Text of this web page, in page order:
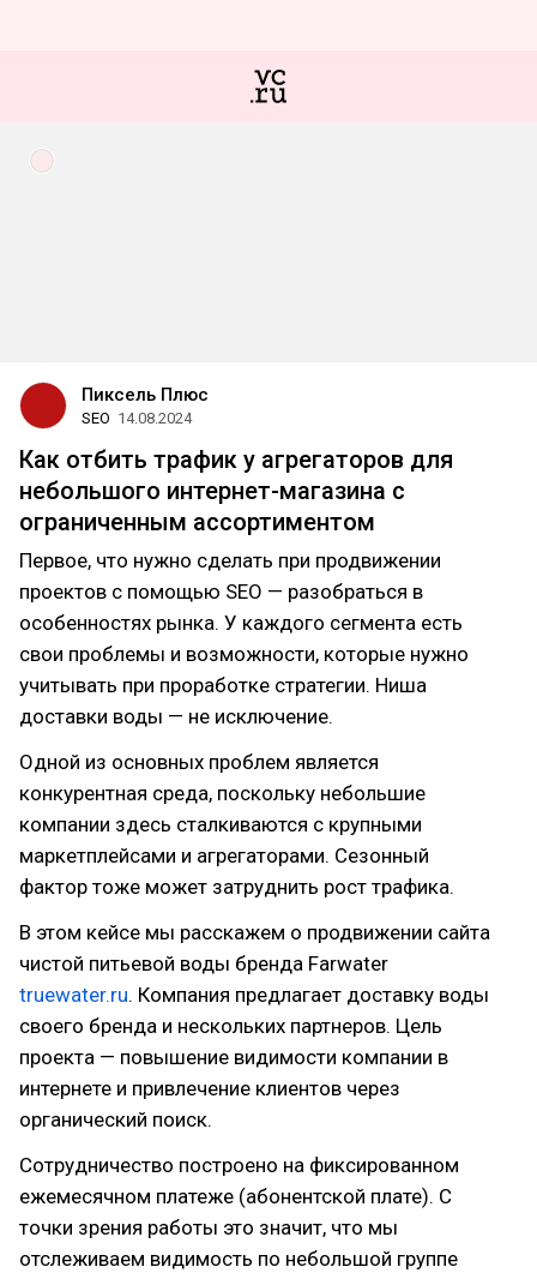
Пиксель Плюс
SEO 14.08.2024
Как отбить трафик у агрегаторов для
небольшого интернет-магазина с
ограниченным ассортиментом
Первое, что нужно сделать при продвижении
проектов с помощью SEO — разобраться в
особенностях рынка. У каждого сегмента есть
свои проблемы и возможности, которые нужно
учитывать при проработке стратегии. Ниша
доставки воды — не исключение.
Одной из основных проблем является
конкурентная среда, поскольку небольшие
компании здесь сталкиваются с крупными
маркетплейсами и агрегаторами. Сезонный
фактор тоже может затруднить рост трафика.
В этом кейсе мы расскажем о продвижении сайта
чистой питьевой воды бренда Farwater
truewater.ru. Компания предлагает доставку воды
своего бренда и нескольких партнеров. Цель
проекта — повышение видимости компании в
интернете и привлечение клиентов через
органический поиск.
Сотрудничество построено на фиксированном
ежемесячном платеже (абонентской плате). С
точки зрения работы это значит, что мы
отслеживаем видимость по небольшой группе